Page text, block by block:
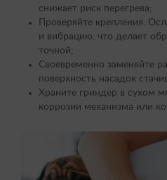
снижает риск перегрева;
Проверяйте крепления.
и вибрацию, что делает
точной;
Своевременно заменяйте
поверхность насадок
Храните гриндер в сухом
коррозии механизма или